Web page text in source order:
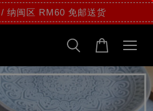
纳闽区 RM60 免邮送货